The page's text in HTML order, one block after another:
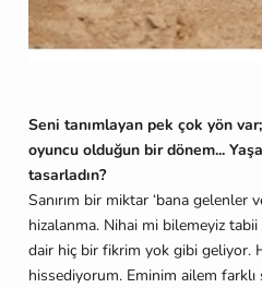
Seni tanımlayan pek çok yön
oyuncu olduğun bir dönem...
tasarladın?
Sanırım bir miktar ‘bana
hizalanma. Nihai mi bilemeyiz
dair hiç bir fikrim yok gibi geliyor.
hissediyorum. Eminim ailem